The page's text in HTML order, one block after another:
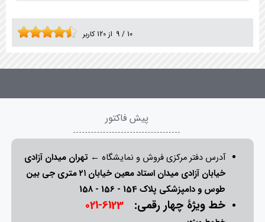
9 / 10 از 120کاربر
پیش فاکتور
آدرس دفتر مرکزی فروش و نمایشگاه ← تهران میدان آزادی
خیابان آزادی میدان استاد معین خیابان ۲۱ متری جی بین
طوس و دامپزشکی پلاک 154 - 156 - 158
خط ویژۀ چهار رقمی:6123-021